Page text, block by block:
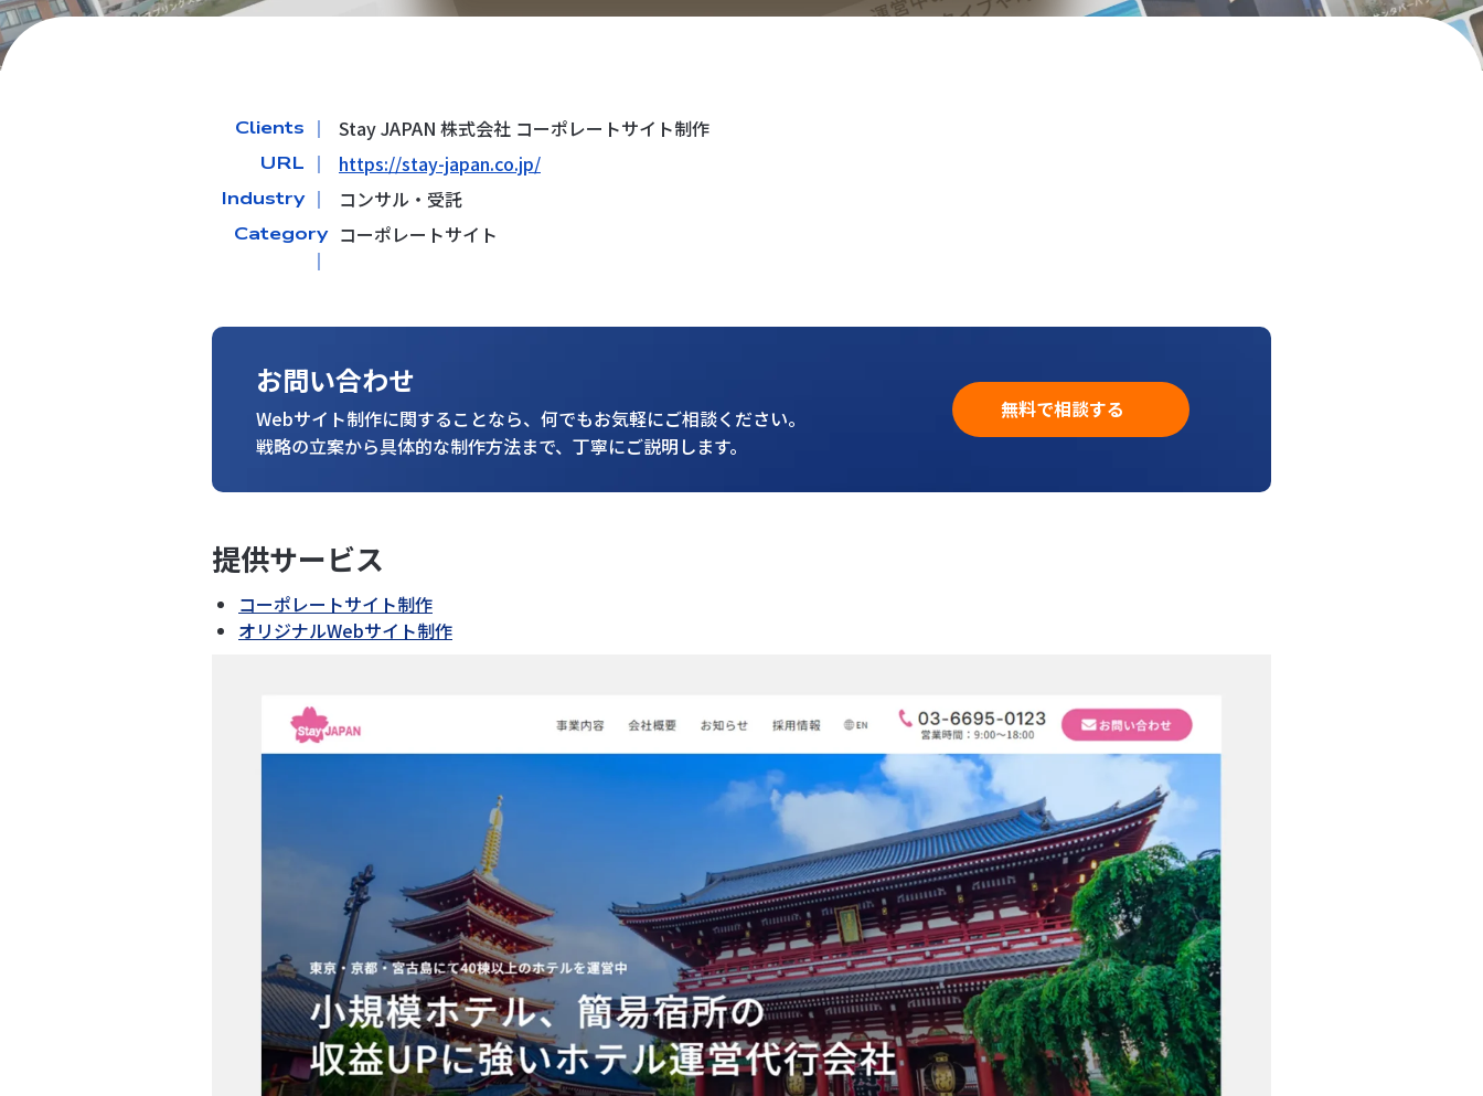
Clients ｜ Stay JAPAN 株式会社 コーポレートサイト制作
URL ｜ https://stay-japan.co.jp/
Industry ｜ コンサル・受託
Category
｜
コーポレートサイト
お問い合わせ
Webサイト制作に関することなら、何でもお気軽にご相談ください。
戦略の立案から具体的な制作方法まで、丁寧にご説明します。
無料で相談する
提供サービス
コーポレートサイト制作
オリジナルWebサイト制作